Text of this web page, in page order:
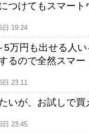
つけてもスマート
日 19:24
5万円も出せる人
るので全然スマー
日 23:11
いが、お試しで買
日 23:45